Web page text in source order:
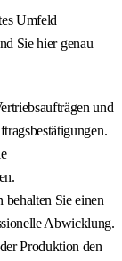
Umfeld
Sie hier genau
und
Sie einen
Abwicklung.
Produktion den